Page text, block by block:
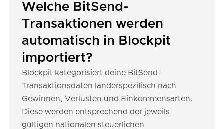
Welche BitSend-
Transaktionen werden
automatisch in Blockpit
importiert?
Blockpit kategorisiert deine BitSend-
Transaktionsdaten länderspezifisch nach
Gewinnen, Verlusten und Einkommensarten.
Diese werden entsprechend der jeweils
gültigen nationalen steuerlichen